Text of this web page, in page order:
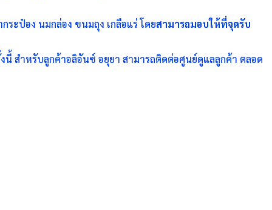
ะป๋อง นมกล่อง ขนมถุง เกลือแร่ โดยสามารถมอบให้ที่จุดรับ
สำหรับลูกค้าอลิอันซ์ อยุยา สามารถติดต่อศูนย์ดูแลลูกค้า ตลอด